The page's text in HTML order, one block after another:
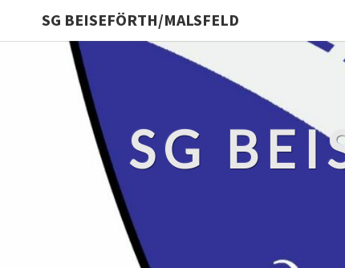
SG BEISEFÖRTH/MALSFELD
SG